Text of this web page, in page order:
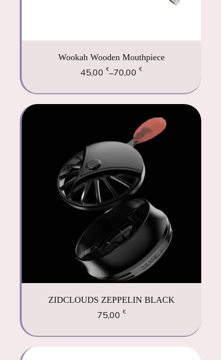
Wookah Wooden Mouthpiece
45,00€–70,00€
ZIDCLOUDS ZEPPELIN BLACK
75,00 €